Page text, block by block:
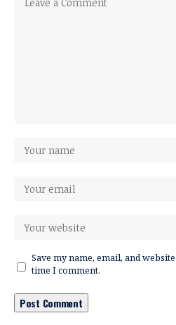
Save my name, email, and
time I comment.